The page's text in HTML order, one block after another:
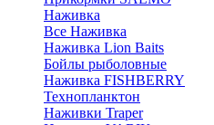
Наживка
Все Наживка
Наживка Lion Baits
Бойлы рыболовные
Наживка FISHBERRY
Технопланктон
Наживки Traper